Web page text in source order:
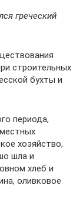
греческий
строительных
бухты и
периода,
хозяйство,
шла и
хлеб и
оливковое